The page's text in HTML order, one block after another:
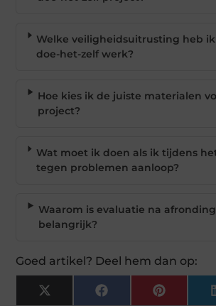
Welke veiligheidsuitrusting heb
doe-het-zelf werk?
Hoe kies ik de juiste materialen
project?
Wat moet ik doen als ik tijdens
tegen problemen aanloop?
Waarom is evaluatie na afronding
belangrijk?
Goed artikel? Deel hem dan op:
X Facebook Pinterest